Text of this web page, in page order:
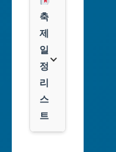
광
주
광
역
시
대
전
광
쿠
팡
클
룩
축
제
일
정
리
스
트